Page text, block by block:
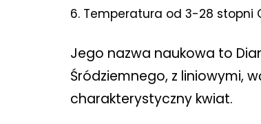
6. Temperatura od 3-28 stopni
Jego nazwa naukowa to
Śródziemnego, z liniowymi,
charakterystyczny kwiat.